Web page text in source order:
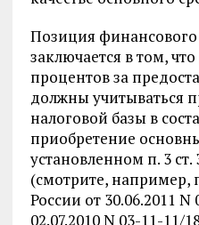
Позиция финансового
заключается в том,
процентов за
должны учитываться
налоговой базы в
приобретение
установленном п. 3
(смотрите,
России от 30.06.2011 N
02.07.2010 N 03-11-11/